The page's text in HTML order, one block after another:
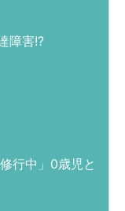
障害!?
行中」0歳児と